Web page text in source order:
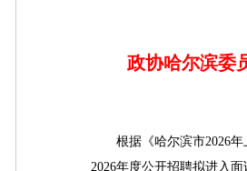
政协哈尔滨委
根据《哈尔滨市2026年
2026年度公开招聘拟进入